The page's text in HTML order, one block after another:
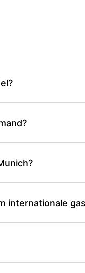
internationale